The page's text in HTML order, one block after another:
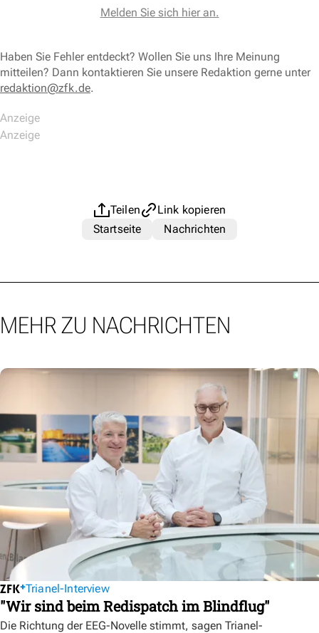
Melden Sie sich hier an.
Haben Sie Fehler entdeckt? Wollen Sie uns Ihre Meinung
mitteilen? Dann kontaktieren Sie unsere Redaktion gerne unter
redaktion@zfk.de.
Teilen
Link kopieren
Startseite
Nachrichten
MEHR ZU NACHRICHTEN
Trianel-Interview
"Wir sind beim Redispatch im Blindflug"
Die Richtung der EEG-Novelle stimmt, sagen Trianel-